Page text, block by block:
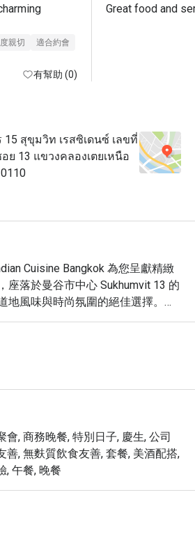
親切
適合約會
有幫助 (0)
Great food and
15 สุขุมวิท เรสซิเดนซ์ เลขที่
13 แขวงคลองเตยเหนือ
Cuisine Bangkok 為您呈獻精緻
座落於曼谷市中心 Sukhumvit 13 的
地風味與時尚氛圍的絕佳選擇。餐
雅緻的氛圍著稱，是享受浪漫晚餐
。
統印度烹飪的精髓，並融入現代創
的味蕾饗宴。從香氣四溢的開胃小
擇，包含豐富的素食與全素餐點，
無論是午間小憩、豐盛晚餐，或是
能在此獲得滿足。餐廳擁有舒適的
的桌邊服務，確保您的用餐體驗無
Modern Indian Cuisine
達 5 折的獨家優惠。立即預訂，
會, 商務晚餐, 特別日子, 慶生, 公司
善, 無麩質飲食友善, 套餐, 美酒配搭,
, 午餐, 晚餐